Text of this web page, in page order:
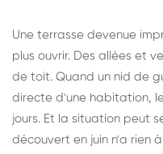
Une terrasse devenue
plus ouvrir. Des allées et
de toit. Quand un nid de
directe d'une habitation,
jours. Et la situation peut
découvert en juin n'a rien